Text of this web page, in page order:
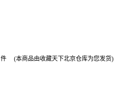
件
(本商品由收藏天下北京仓库为您发货)